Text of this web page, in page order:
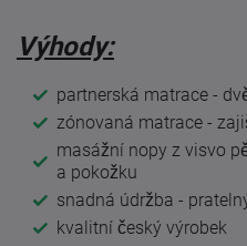
Výhody:
partnerská matrace -
zónovaná matrace -
masážní nopy z visvo
a pokožku
snadná údržba -
kvalitní český výrobek